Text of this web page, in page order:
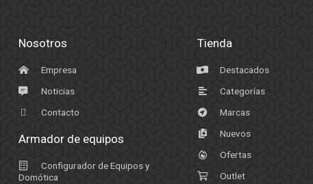
Nosotros
Empresa
Noticias
Contacto
Armador de equipos
Configurador de Equipos y
Domótica
Tienda
Destacados
Categorías
Marcas
Nuevos
Ofertas
Outlet